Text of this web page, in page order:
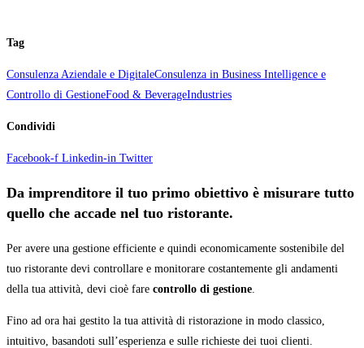
Tag
Consulenza Aziendale e DigitaleConsulenza in Business Intelligence e
Controllo di GestioneFood & BeverageIndustries
Condividi
Facebook-f Linkedin-in Twitter
Da imprenditore il tuo primo obiettivo è misurare tutto
quello che accade nel tuo ristorante.
Per avere una gestione efficiente e quindi economicamente sostenibile del
tuo ristorante devi controllare e monitorare costantemente gli andamenti
della tua attività, devi cioè fare controllo di gestione.
Fino ad ora hai gestito la tua attività di ristorazione in modo classico,
intuitivo, basandoti sull’esperienza e sulle richieste dei tuoi clienti.